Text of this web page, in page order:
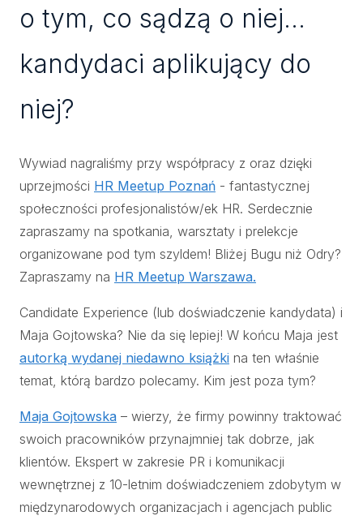
o tym, co sądzą o niej...
kandydaci aplikujący do
niej?
Wywiad nagraliśmy przy współpracy z oraz dzięki
uprzejmości HR Meetup Poznań - fantastycznej
społeczności profesjonalistów/ek HR. Serdecznie
zapraszamy na spotkania, warsztaty i prelekcje
organizowane pod tym szyldem! Bliżej Bugu niż Odry?
Zapraszamy na HR Meetup Warszawa.
Candidate Experience (lub doświadczenie kandydata) i
Maja Gojtowska? Nie da się lepiej! W końcu Maja jest
autorką wydanej niedawno książki na ten właśnie
temat, którą bardzo polecamy. Kim jest poza tym?
Maja Gojtowska – wierzy, że firmy powinny traktować
swoich pracowników przynajmniej tak dobrze, jak
klientów. Ekspert w zakresie PR i komunikacji
wewnętrznej z 10-letnim doświadczeniem zdobytym w
międzynarodowych organizacjach i agencjach public